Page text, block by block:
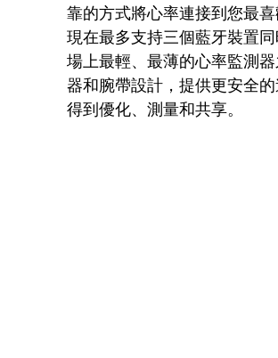
靠的方式將心率連接到您最
現在最多支持三個藍牙裝置
場上最輕、最薄的心率監測
器和腕帶設計，提供更安全
得到優化、測量和共享。